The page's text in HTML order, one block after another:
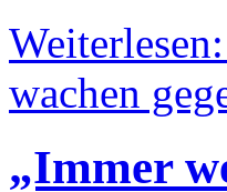
wachen
„Immer